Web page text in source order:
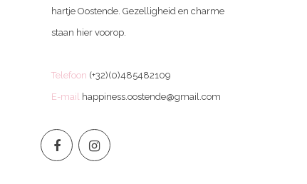
hartje Oostende. Gezelligheid en charme
staan hier voorop.
Telefoon (+32)(0)485482109
E-mail happiness.oostende@gmail.com